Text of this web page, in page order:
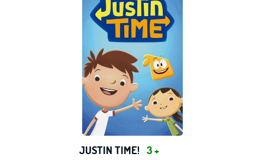
JUSTIN TIME! 3 +